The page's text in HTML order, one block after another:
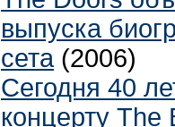
выпуска
сета (2006)
Сегодня 40
концерту The